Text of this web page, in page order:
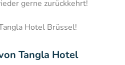
gerne zurückkehrt!
Hotel Brüssel!
Tangla Hotel